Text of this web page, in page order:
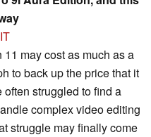
may cost as much as a
to back up the price that it
struggled to find a
complex video editing
struggle may finally come